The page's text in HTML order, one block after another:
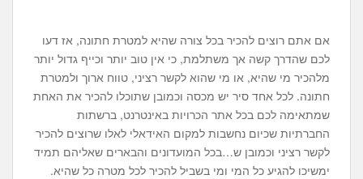
אם אתם רוצים להכיר בכל צורה שהיא למטרת חתונה, אז דעו
לכם שהדרך קשה אך משתלמת, כי אין טוב יותר וכייף גדול יותר
מלהכיר מי שהיא, או מי שהוא לקשר רציני, טווח ארוך ולמטרת
חתונה. לכל אחד סיר יש מכסה וכמובן שתוכלו להכיר את האחת
שמתאימה לכם בכל אתר הכרויות באינטרנט, ברשתות
החברתיות שכיום נחשבות למקום האידאלי לאלו שרוצים להכיר
לקשר רציני וכמובן ש…בכל המועדונים והבארים שאליהם תמיד
ימשיכו להגיע כל המי ומי בשביל להכיר לכל מטרה כל שהיא.